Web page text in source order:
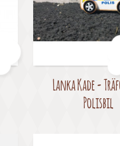
Pris
Lanka Kade -
Polisbil